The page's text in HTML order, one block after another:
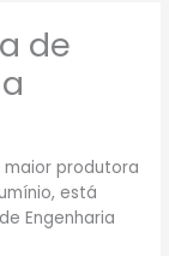
de
maior produtora
está
Engenharia